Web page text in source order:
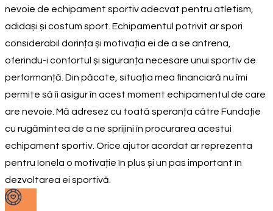
nevoie de echipament sportiv adecvat pentru atletism,
adidași și costum sport. Echipamentul potrivit ar spori
considerabil dorința și motivația ei de a se antrena,
oferindu-i confortul și siguranța necesare unui sportiv de
performanță. Din păcate, situația mea financiară nu îmi
permite să îi asigur în acest moment echipamentul de care
are nevoie. Mă adresez cu toată speranța către Fundație
cu rugămintea de a ne sprijini în procurarea acestui
echipament sportiv. Orice ajutor acordat ar reprezenta
pentru Ionela o motivație în plus și un pas important în
dezvoltarea ei sportivă.